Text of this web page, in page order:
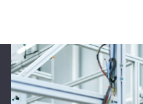
System Rejestracji